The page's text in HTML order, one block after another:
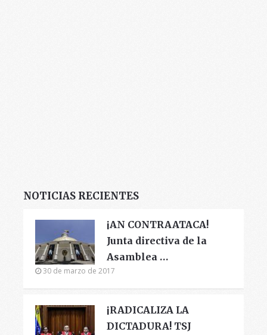
NOTICIAS RECIENTES
¡AN CONTRAATACA!
Junta directiva de la
Asamblea …
30 de marzo de 2017
¡RADICALIZA LA
DICTADURA! TSJ